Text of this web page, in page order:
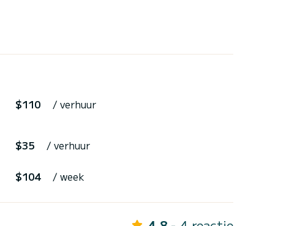
$110 / verhuur
$35 / verhuur
$104 / week